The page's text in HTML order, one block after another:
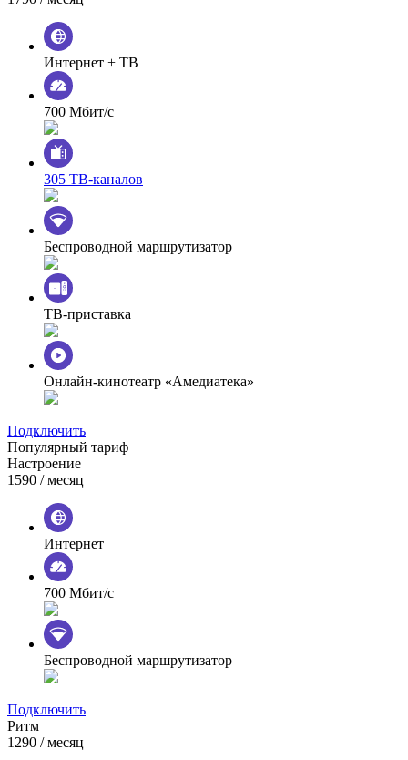
Интернет + ТВ
700 Мбит/с
305 ТВ-каналов
Беспроводной маршрутизатор
ТВ-приставка
Онлайн-кинотеатр «Амедиатека»
Подключить
Популярный тариф
Настроение
1590 / месяц
Интернет
700 Мбит/с
Беспроводной маршрутизатор
Подключить
Ритм
1290 / месяц